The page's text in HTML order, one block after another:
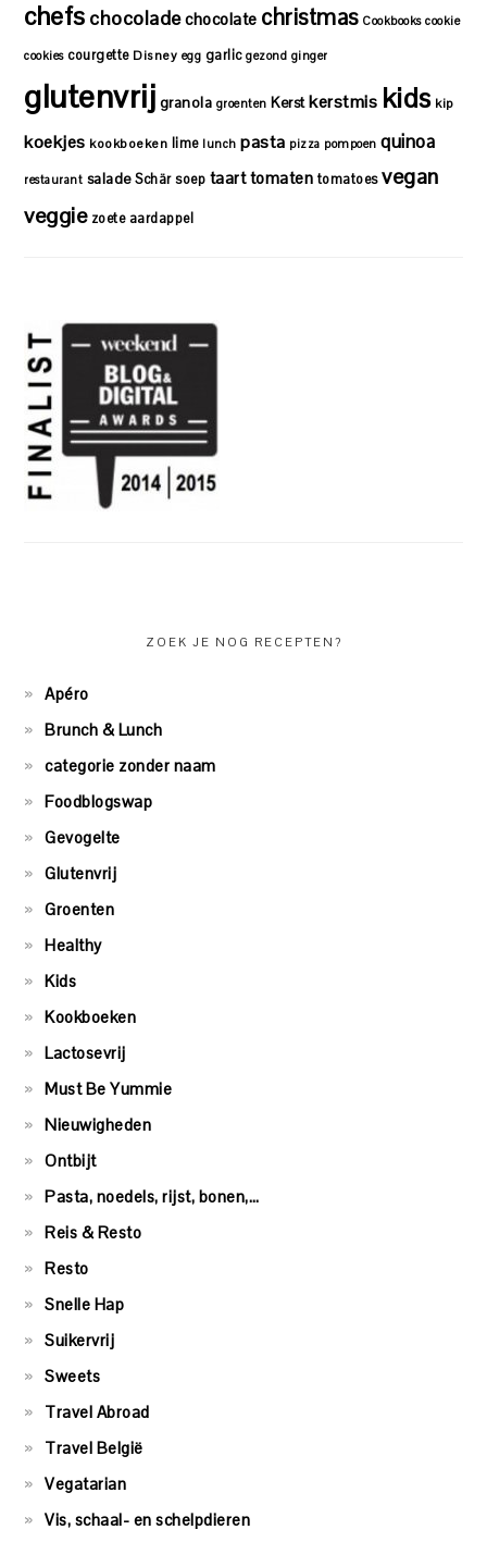
chefs chocoladechocolate christmas Cookbooks cookie
cookies courgette Disney egg garlic gezond ginger
glutenvrij granola groenten Kerst kerstmis kids kip
koekjes kookboeken lime lunch pasta pizza pompoen quinoa
restaurant salade Schär soep taarttomaten tomatoes vegan
veggie zoete aardappel
ZOEK JE NOG RECEPTEN?
Apéro
Brunch & Lunch
categorie zonder naam
Foodblogswap
Gevogelte
Glutenvrij
Groenten
Healthy
Kids
Kookboeken
Lactosevrij
Must Be Yummie
Nieuwigheden
Ontbijt
Pasta, noedels, rijst, bonen,…
Reis & Resto
Resto
Snelle Hap
Suikervrij
Sweets
Travel Abroad
Travel België
Vegatarian
Vis, schaal- en schelpdieren